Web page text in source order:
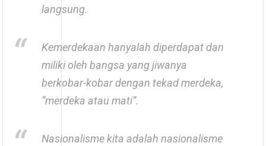
langsung.
Kemerdekaan hanyalah diperdapat dan
miliki oleh bangsa yang jiwanya
berkobar-kobar dengan tekad merdeka,
“merdeka atau mati”.
Nasionalisme kita adalah nasionalisme